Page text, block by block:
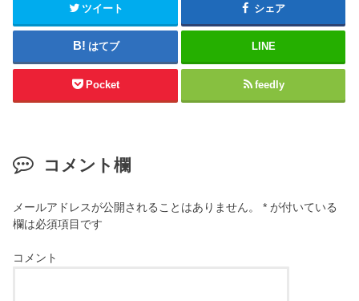
ツイート シェア
はてブ LINE
Pocket feedly
コメント欄
メールアドレスが公開されることはありません。 * が付いている
欄は必須項目です
コメント